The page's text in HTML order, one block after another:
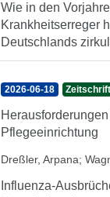
Wie in den
Krankheitserreger
Deutschlands
2026-06-18
Pflegeeinrichtung
Dreßler, Arpana;
Influenza-